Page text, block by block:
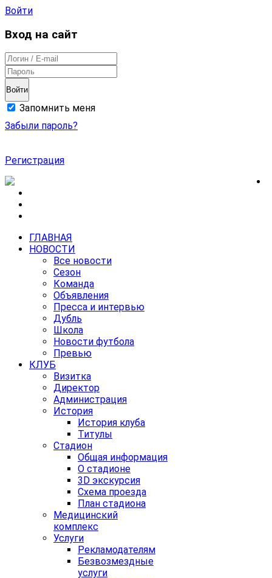
Войти
Вход на сайт
Войти
Запомнить меня
Забыли пароль?
Регистрация
ГЛАВНАЯ
НОВОСТИ
Все новости
Сезон
Команда
Объявления
Пресса и интервью
Дубль
Школа
Новости футбола
Превью
КЛУБ
Визитка
Директор
Администрация
История
История клуба
Титулы
Стадион
Общая информация
О стадионе
3D экскурсия
Схема проезда
План стадиона
Медицинский
комплекс
Услуги
Рекламодателям
Безвозмездные
услуги